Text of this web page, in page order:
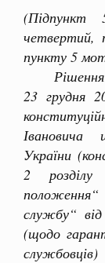
четвертий,
пункту 5
Рішення
23 грудня
Івановича
України
2 розділу
службу“
(щодо
службовців)